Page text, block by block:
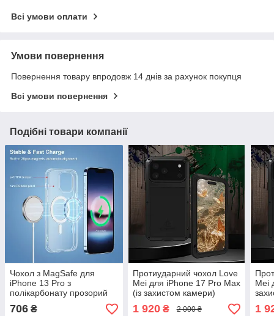
Всі умови оплати
Умови повернення
Повернення товару впродовж 14 днів за рахунок покупця
Всі умови повернення
Подібні товари компанії
Чохол з MagSafe для
iPhone 13 Pro з
полікарбонату прозорий
706 ₴
Протиударний чохол Love
Mei для iPhone 17 Pro Max
(із захистом камери)
1 920₴ 2 000 ₴
Mei
1